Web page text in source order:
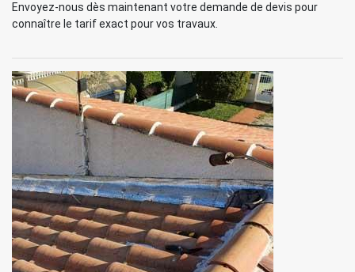
Envoyez-nous dès maintenant votre demande de devis pour
connaître le tarif exact pour vos travaux.